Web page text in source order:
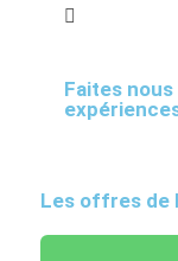
Faites
Les offres de